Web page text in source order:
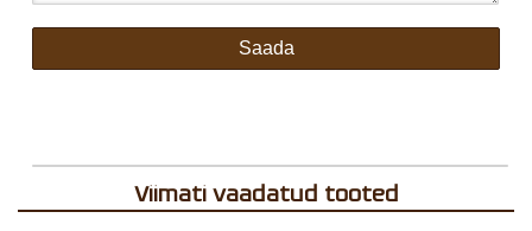
Viimati vaadatud tooted